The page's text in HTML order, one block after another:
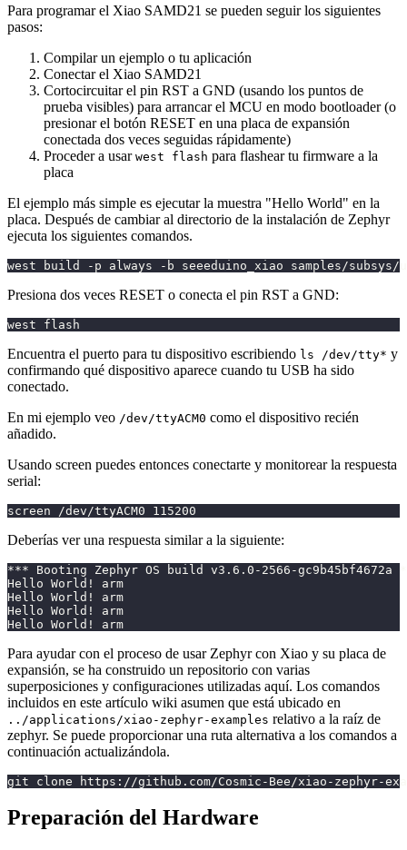
Para programar el Xiao SAMD21 se pueden seguir los siguientes
pasos:
Compilar un ejemplo o tu aplicación
Conectar el Xiao SAMD21
Cortocircuitar el pin RST a GND (usando los puntos de
prueba visibles) para arrancar el MCU en modo bootloader (o
presionar el botón RESET en una placa de expansión
conectada dos veces seguidas rápidamente)
Proceder a usar west flash para flashear tu firmware a la
placa
El ejemplo más simple es ejecutar la muestra "Hello World" en la
placa. Después de cambiar al directorio de la instalación de Zephyr
ejecuta los siguientes comandos.
west build -p always -b seeeduino_xiao samples/subsys/
Presiona dos veces RESET o conecta el pin RST a GND:
west flash
Encuentra el puerto para tu dispositivo escribiendo ls /dev/tty* y
confirmando qué dispositivo aparece cuando tu USB ha sido
conectado.
En mi ejemplo veo /dev/ttyACM0 como el dispositivo recién
añadido.
Usando screen puedes entonces conectarte y monitorear la respuesta
serial:
screen /dev/ttyACM0 115200
Deberías ver una respuesta similar a la siguiente:
*** Booting Zephyr OS build v3.6.0-2566-gc9b45bf4672a
Hello World! arm
Hello World! arm
Hello World! arm
Hello World! arm
Para ayudar con el proceso de usar Zephyr con Xiao y su placa de
expansión, se ha construido un repositorio con varias
superposiciones y configuraciones utilizadas aquí. Los comandos
incluidos en este artículo wiki asumen que está ubicado en
../applications/xiao-zephyr-examples relativo a la raíz de
zephyr. Se puede proporcionar una ruta alternativa a los comandos a
continuación actualizándola.
git clone https://github.com/Cosmic-Bee/xiao-zephyr-
Preparación del Hardware